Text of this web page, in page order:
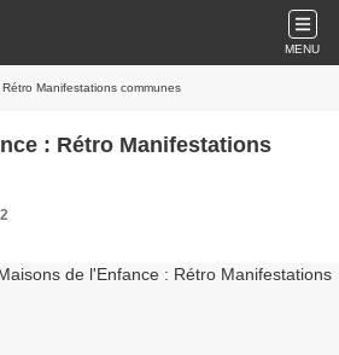
MENU
Manifestations communes
: Rétro Manifestations